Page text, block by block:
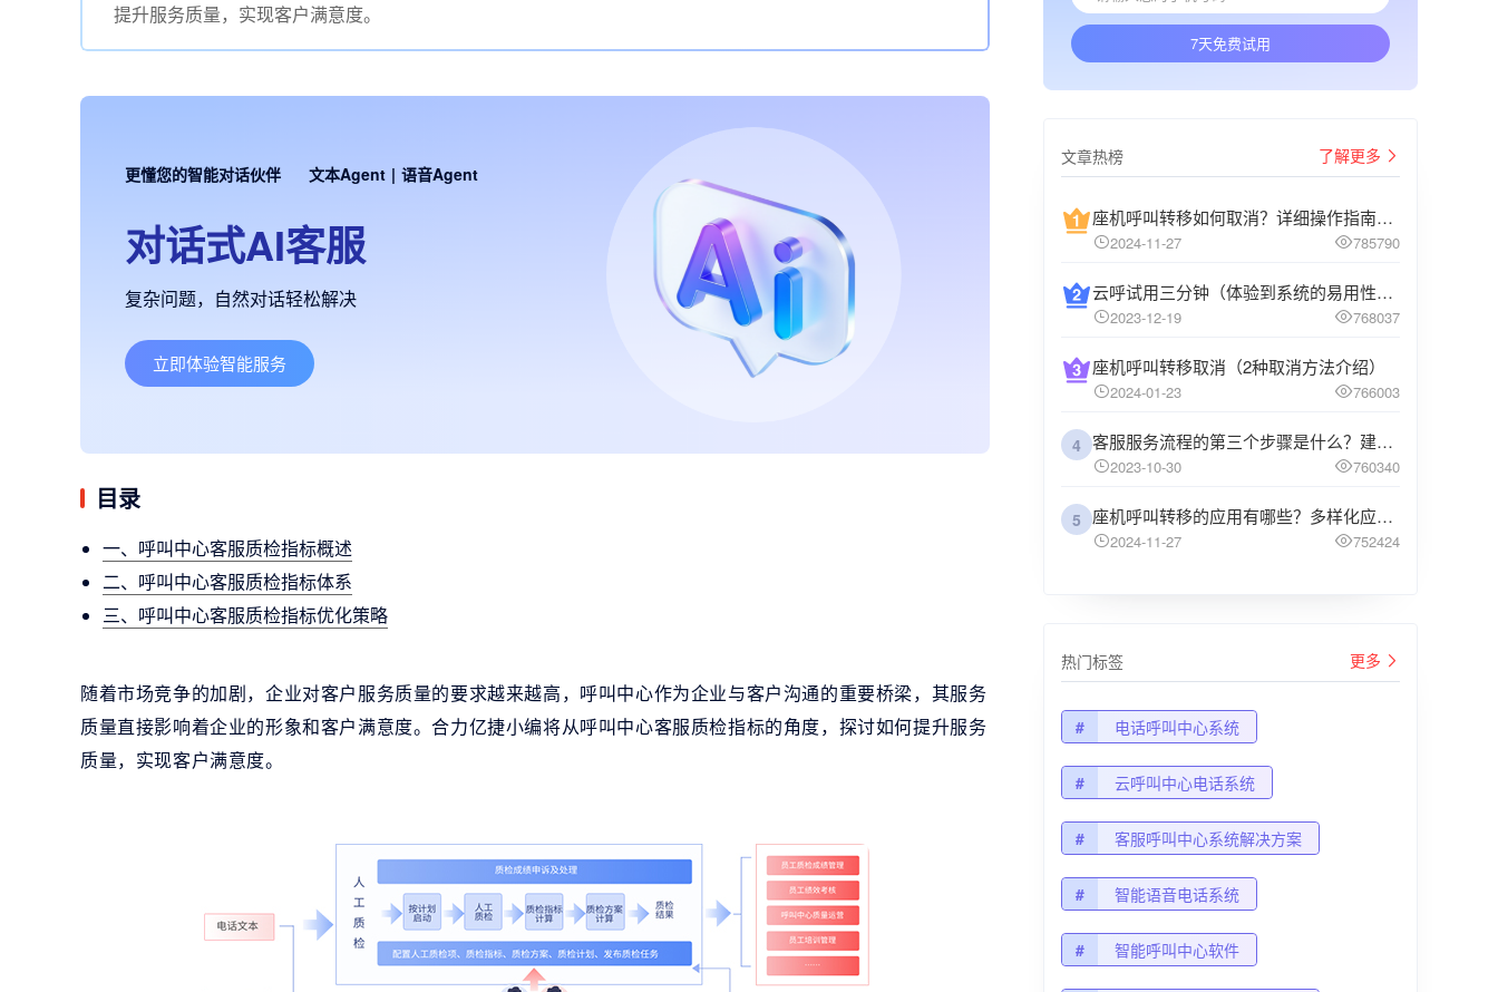
提升服务质量，实现客户满意度。
更懂您的智能对话伙伴 文本Agent | 语音Agent
对话式AI客服
复杂问题，自然对话轻松解决
立即体验智能服务
目录
一、呼叫中心客服质检指标概述
二、呼叫中心客服质检指标体系
三、呼叫中心客服质检指标优化策略
随着市场竞争的加剧，企业对客户服务质量的要求越来越高，呼叫中心作为企业与客户沟通的重要桥梁，其服务
质量直接影响着企业的形象和客户满意度。合力亿捷小编将从呼叫中心客服质检指标的角度，探讨如何提升服务
质量，实现客户满意度。
7天免费试用
文章热榜 了解更多
座机呼叫转移如何取消？详细操作指南介绍
2024-11-27 785790
云呼试用三分钟（体验到系统的易用性和高效性）
2023-12-19 768037
座机呼叫转移取消（2种取消方法介绍）
2024-01-23 766003
4 客服服务流程的第三个步骤是什么？建议企业阅读
2023-10-30 760340
5 座机呼叫转移的应用有哪些？多样化应用场景解析
2024-11-27 752424
热门标签 更多
# 电话呼叫中心系统
# 云呼叫中心电话系统
# 客服呼叫中心系统解决方案
# 智能语音电话系统
# 智能呼叫中心软件